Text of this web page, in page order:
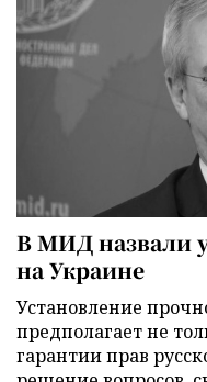
В МИД назвали
на Украине
Установление
предполагает не
гарантии прав